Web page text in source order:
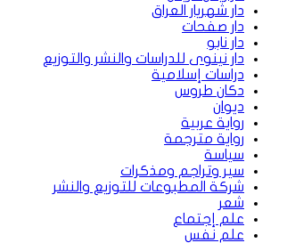
دار شهريار العراق
دار صفحات
دار نابو
دار نينوى للدراسات والنشر والتوزيع
دراسات إسلامية
دكان طروس
ديوان
رواية عربية
رواية مترجمة
سياسة
سير وتراجم ومذكرات
شركة المطبوعات للتوزيع والنشر
شعر
علم إجتماع
علم نفس